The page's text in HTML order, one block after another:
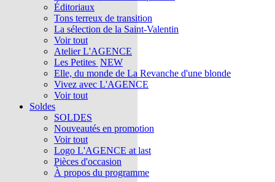
Éditoriaux
Tons terreux de transition
La sélection de la Saint-Valentin
Voir tout
Atelier L'AGENCE
Les Petites NEW
Elle, du monde de La Revanche d'une blonde
Vivez avec L'AGENCE
Voir tout
Soldes
SOLDES
Nouveautés en promotion
Voir tout
Logo L'AGENCE at last
Pièces d'occasion
À propos du programme